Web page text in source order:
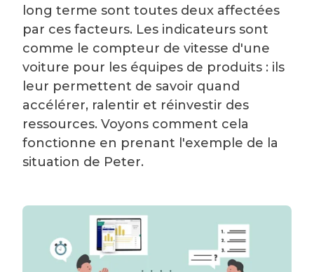
long terme sont toutes deux affectées
par ces facteurs. Les indicateurs sont
comme le compteur de vitesse d'une
voiture pour les équipes de produits : ils
leur permettent de savoir quand
accélérer, ralentir et réinvestir des
ressources. Voyons comment cela
fonctionne en prenant l'exemple de la
situation de Peter.